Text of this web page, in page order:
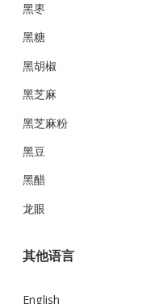
黑枣
黑糖
黑胡椒
黑芝麻
黑芝麻粉
黑豆
黑醋
龙眼
其他语言
English